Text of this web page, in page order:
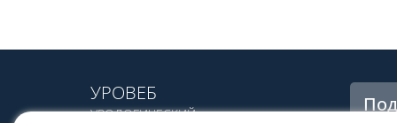
УРОВЕБ
УРОЛОГИЧЕСКИЙ